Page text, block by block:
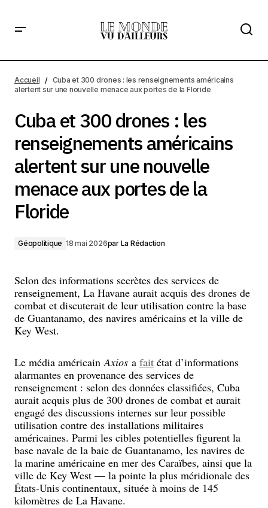
alertent sur une nouvelle menace aux portes de la Floride
Accueil
Cuba et 300 drones : les renseignements américains
alertent sur une nouvelle menace aux portes de la Floride
Cuba et 300 drones : les
renseignements américains
alertent sur une nouvelle
menace aux portes de la
Floride
Géopolitique 18 mai 2026par La Rédaction
Selon des informations secrètes des services de
renseignement, La Havane aurait acquis des drones de
combat et discuterait de leur utilisation contre la base
de Guantanamo, des navires américains et la ville de
Key West.
Le média américainAxios a fait état d’informations
alarmantes en provenance des services de
renseignement : selon des données classifiées, Cuba
aurait acquis plus de 300 drones de combat et aurait
engagé des discussions internes sur leur possible
utilisation contre des installations militaires
américaines. Parmi les cibles potentielles figurent la
base navale de la baie de Guantanamo, les navires de
la marine américaine en mer des Caraïbes, ainsi que la
ville de Key West — la pointe la plus méridionale des
États-Unis continentaux, située à moins de 145
kilomètres de La Havane.